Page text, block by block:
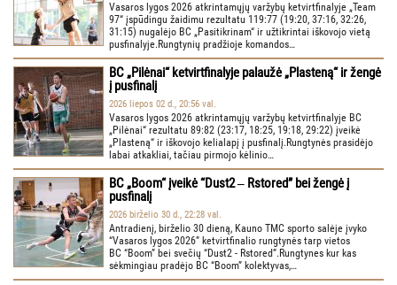
Vasaros lygos 2026 atkrintamųjų varžybų ketvirtfinalyje „Team
97“ įspūdingu žaidimu rezultatu 119:77 (19:20, 37:16, 32:26,
31:15) nugalėjo BC „Pasitikrinam“ ir užtikrintai iškovojo vietą
pusfinalyje.Rungtynių pradžioje komandos…
BC „Pilėnai“ ketvirtfinalyje palaužė „Plasteną“ ir žengė
į pusfinalį
2026 liepos 02 d., 20:56 val.
Vasaros lygos 2026 atkrintamųjų varžybų ketvirtfinalyje BC
„Pilėnai“ rezultatu 89:82 (23:17, 18:25, 19:18, 29:22) įveikė
„Plasteną“ ir iškovojo kelialapį į pusfinalį.Rungtynės prasidėjo
labai atkakliai, tačiau pirmojo kėlinio…
BC „Boom“ įveikė “Dust2 ‒ Rstored” bei žengė į
pusfinalį
2026 birželio 30 d., 22:28 val.
Antradienį, birželio 30 dieną, Kauno TMC sporto salėje įvyko
“Vasaros lygos 2026” ketvirtfinalio rungtynės tarp vietos
BC “Boom” bei svečių “Dust2 - Rstored”.Rungtynes kur kas
sėkmingiau pradėjo BC “Boom” kolektyvas,…